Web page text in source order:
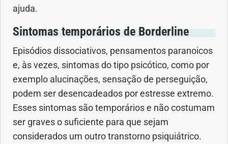
ajuda.
Sintomas temporários de Borderline
Episódios dissociativos, pensamentos paranoicos
e, às vezes, sintomas do tipo psicótico, como por
exemplo alucinações, sensação de perseguição,
podem ser desencadeados por estresse extremo.
Esses sintomas são temporários e não costumam
ser graves o suficiente para que sejam
considerados um outro transtorno psiquiátrico.